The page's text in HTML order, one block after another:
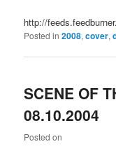
http://
Posted in 2008,cover,
SCENE OF
08.10.2004
Posted on